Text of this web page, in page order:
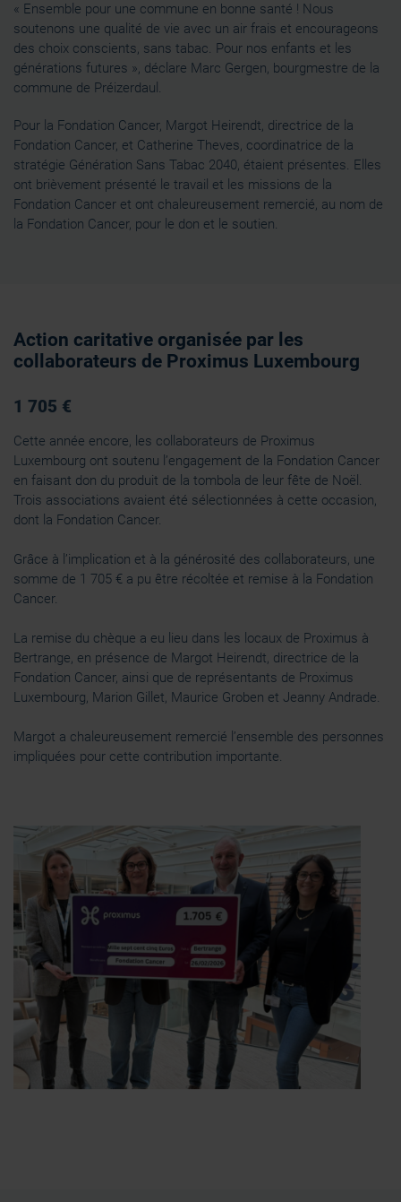
« Ensemble pour une commune en bonne santé ! Nous
soutenons une qualité de vie avec un air frais et encourageons
des choix conscients, sans tabac. Pour nos enfants et les
générations futures », déclare Marc Gergen, bourgmestre de la
commune de Préizerdaul.
Pour la Fondation Cancer, Margot Heirendt, directrice de la
Fondation Cancer, et Catherine Theves, coordinatrice de la
stratégie Génération Sans Tabac 2040, étaient présentes. Elles
ont brièvement présenté le travail et les missions de la
Fondation Cancer et ont chaleureusement remercié, au nom de
la Fondation Cancer, pour le don et le soutien.
Action caritative organisée par les
collaborateurs de Proximus Luxembourg
1 705 €
Cette année encore, les collaborateurs de Proximus
Luxembourg ont soutenu l’engagement de la Fondation Cancer
en faisant don du produit de la tombola de leur fête de Noël.
Trois associations avaient été sélectionnées à cette occasion,
dont la Fondation Cancer.
Grâce à l’implication et à la générosité des collaborateurs, une
somme de 1 705 € a pu être récoltée et remise à la Fondation
Cancer.
La remise du chèque a eu lieu dans les locaux de Proximus à
Bertrange, en présence de Margot Heirendt, directrice de la
Fondation Cancer, ainsi que de représentants de Proximus
Luxembourg, Marion Gillet, Maurice Groben et Jeanny Andrade.
Margot a chaleureusement remercié l’ensemble des personnes
impliquées pour cette contribution importante.